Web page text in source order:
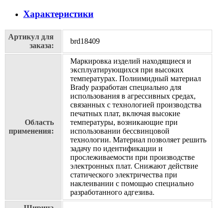
Характеристики
Артикул для
заказа:
brd18409
Область
применения:
Маркировка изделий находящиеся и
эксплуатирующихся при высоких
температурах. Полиимидный материал
Brady разработан специально для
использования в агрессивных средах,
связанных с технологией производства
печатных плат, включая высокие
температуры, возникающие при
использовании бессвинцовой
технологии. Материал позволяет решить
задачу по идентификации и
прослеживаемости при производстве
электронных плат. Cнижают действие
статического электричества при
наклеивании с помощью специально
разработанного адгезива.